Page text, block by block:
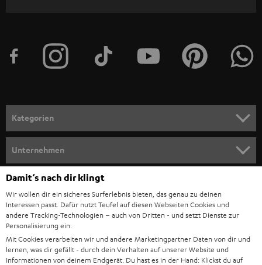
e
n
m
e
l
d
u
n
g
Kategorien
SOUNDBAR
HIFI-LAUTSPRECHER
SMART HOME
Unternehmen
SUPPORT
KARRIERE
PRESSE & MARKETING
GESCHÄFTSKUNDEN
Teufel Onlineshops
DEUTSCHLAND
ÖSTERREICH
Damit‘s nach dir klingt
Wir wollen dir ein sicheres Surferlebnis bieten, das genau zu deinen
Interessen passt. Dafür nutzt Teufel auf diesen Webseiten Cookies und
andere Tracking-Technologien – auch von Dritten - und setzt Dienste zur
Personalisierung ein.
Mit Cookies verarbeiten wir und andere Marketingpartner Daten von dir und
lernen, was dir gefällt - durch dein Verhalten auf unserer Website und
Informationen von deinem Endgerät. Du hast es in der Hand: Klickst du auf